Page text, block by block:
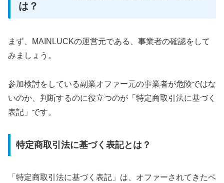
は？
まず、MAINLUCKの運営元である、事業者の確認をして
みましょう。
参加検討をしている副業オファー元の事業者が危険ではな
いのか、判断するのに役立つのが「特定商取引法に基づく
表記」です。
特定商取引法に基づく表記とは？
「特定商取引法に基づく表記」は、オファーされてきたペ